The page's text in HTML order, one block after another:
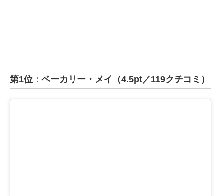
第1位：ベーカリー・メイ（4.5pt／119クチコミ）